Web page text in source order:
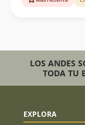
LOS ANDES
TODA TU
EXPLORA